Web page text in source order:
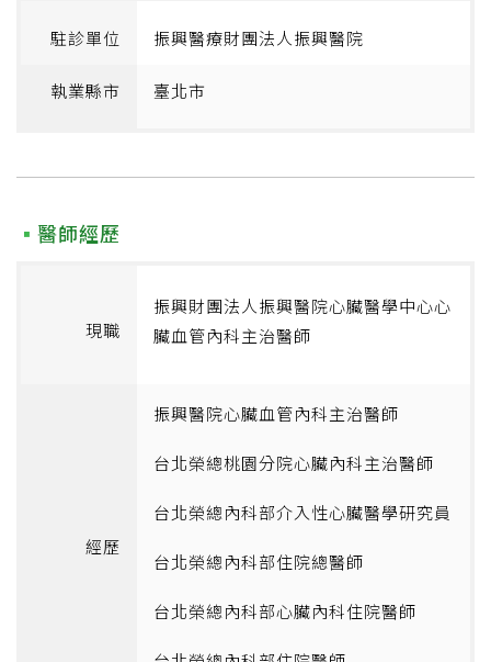
駐診單位 振興醫療財團法人振興醫院
執業縣市 臺北市
醫師經歷
現職
振興財團法人振興醫院心臟醫學中心心
臟血管內科主治醫師
經歷
振興醫院心臟血管內科主治醫師
台北榮總桃園分院心臟內科主治醫師
台北榮總內科部介入性心臟醫學研究員
台北榮總內科部住院總醫師
台北榮總內科部心臟內科住院醫師